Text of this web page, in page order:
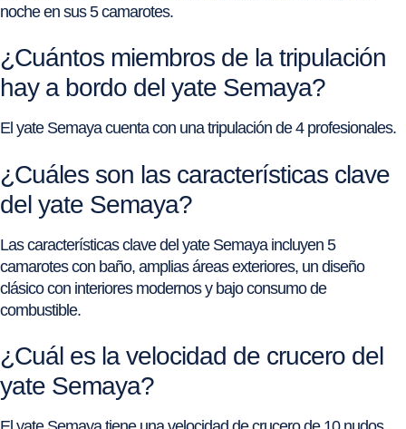
noche en sus 5 camarotes.
¿Cuántos miembros de la tripulación
hay a bordo del yate Semaya?
El yate Semaya cuenta con una tripulación de 4 profesionales.
¿Cuáles son las características clave
del yate Semaya?
Las características clave del yate Semaya incluyen 5
camarotes con baño, amplias áreas exteriores, un diseño
clásico con interiores modernos y bajo consumo de
combustible.
¿Cuál es la velocidad de crucero del
yate Semaya?